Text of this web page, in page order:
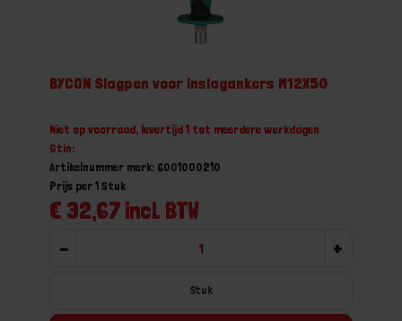
BYCON Slagpen voor inslagankers M12X50
Niet op voorraad, levertijd 1 tot meerdere werkdagen
Gtin:
Artikelnummer merk: 6001000210
€ 32,67 incl. BTW
Prijs per 1 Stuk
- +
Stuk